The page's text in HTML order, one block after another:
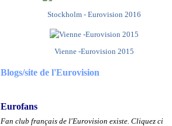
Stockholm - Eurovision 2016
Vienne -Eurovision 2015
Blogs/site de l'Eurovision
Eurofans
Fan club français de l'Eurovision existe. Cliquez ci